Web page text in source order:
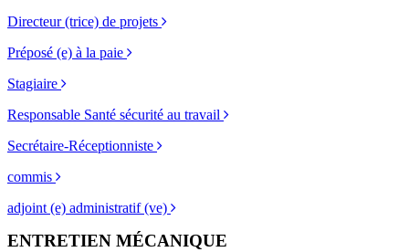
Directeur (trice) de projets
Préposé (e) à la paie
Stagiaire
Responsable Santé sécurité au travail
Secrétaire-Réceptionniste
commis
adjoint (e) administratif (ve)
ENTRETIEN MÉCANIQUE